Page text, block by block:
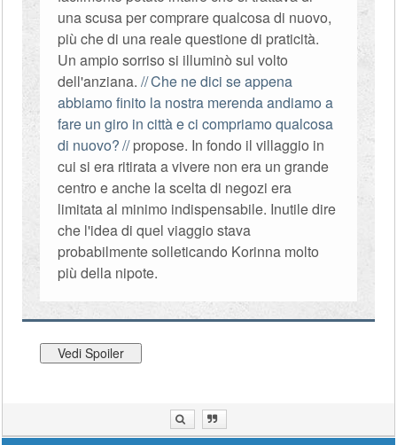
una scusa per comprare qualcosa di nuovo,
più che di una reale questione di praticità.
Un ampio sorriso si illuminò sul volto
dell'anziana. Che ne dici se appena
abbiamo finito la nostra merenda andiamo a
fare un giro in città e ci compriamo qualcosa
di nuovo? propose. In fondo il villaggio in
cui si era ritirata a vivere non era un grande
centro e anche la scelta di negozi era
limitata al minimo indispensabile. Inutile dire
che l'idea di quel viaggio stava
probabilmente solleticando Korinna molto
più della nipote.